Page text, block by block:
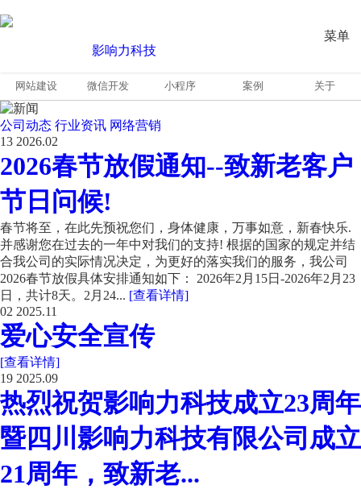
菜单
网站建设 微信开发 小程序 案例 关于
公司动态 行业资讯 网络营销
13 2026.02
2026春节放假通知--致新老客户
节日问候!
春节将至，在此先预祝您们，身体健康，万事如意，新春快乐.
并感谢您在过去的一年中对我们的支持! 根据的国家的规定并结
合我公司的实际情况决定，为更好的落实我们的服务，我公司
2026春节放假具体安排通知如下： 2026年2月15日-2026年2月23
日，共计8天。2月24... [查看详情]
02 2025.11
爱心安全宣传
[查看详情]
19 2025.09
热烈祝贺影响力科技成立23周年
暨四川影响力科技有限公司成立
21周年，致新老...